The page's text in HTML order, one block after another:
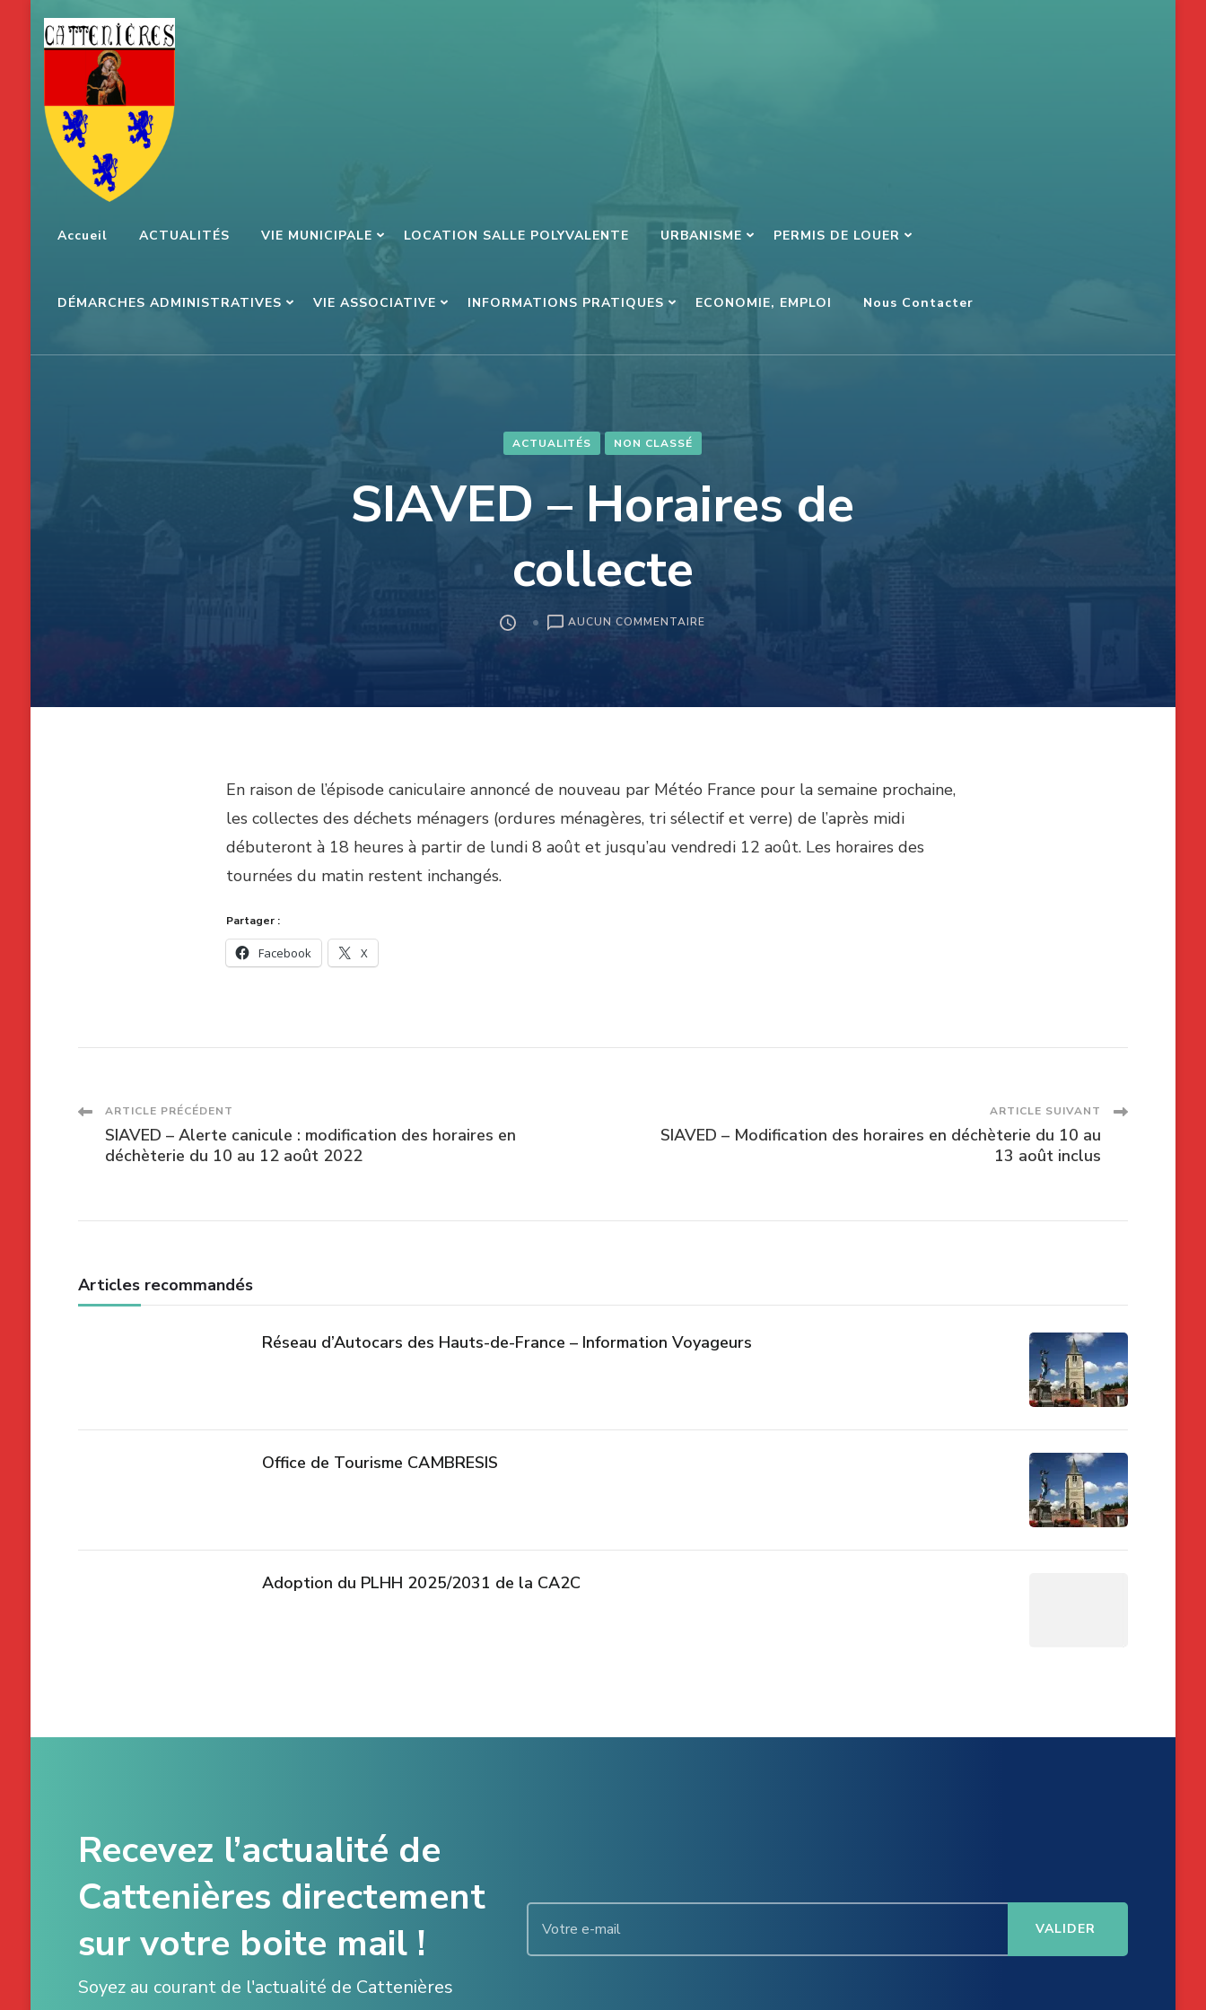
Aller
au
contenu
(Pressez
Entrée)
Accueil ACTUALITÉS VIE MUNICIPALE LOCATION SALLE POLYVALENTE URBANISME PERMIS DE LOUER
DÉMARCHES ADMINISTRATIVES VIE ASSOCIATIVE INFORMATIONS PRATIQUES ECONOMIE, EMPLOI Nous Contacter
ACTUALITÉS NON CLASSÉ
SIAVED – Horaires de
collecte
AUCUN COMMENTAIRE
En raison de l’épisode caniculaire annoncé de nouveau par Météo France pour la semaine prochaine,
les collectes des déchets ménagers (ordures ménagères, tri sélectif et verre) de l’après midi
débuteront à 18 heures à partir de lundi 8 août et jusqu’au vendredi 12 août. Les horaires des
tournées du matin restent inchangés.
Partager :
Facebook X
Navigation
des
articles
ARTICLE PRÉCÉDENT
SIAVED – Alerte canicule : modification des horaires en
déchèterie du 10 au 12 août 2022
ARTICLE SUIVANT
SIAVED – Modification des horaires en déchèterie du 10 au
13 août inclus
Articles recommandés
Réseau d’Autocars des Hauts-de-France – Information Voyageurs
Office de Tourisme CAMBRESIS
Adoption du PLHH 2025/2031 de la CA2C
Recevez l’actualité de
Cattenières directement
sur votre boite mail !
Soyez au courant de l'actualité de Cattenières